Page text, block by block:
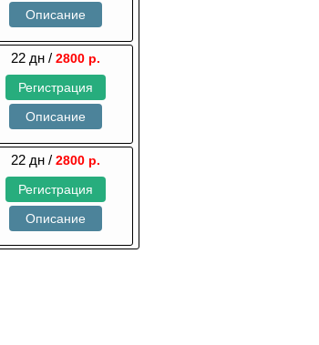
Описание
22 дн / 2800 р.
Регистрация
Описание
22 дн / 2800 р.
Регистрация
Описание